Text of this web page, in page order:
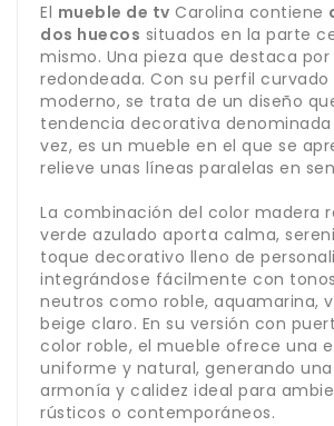
El mueble de tv Carolina contiene
dos huecos situados en la parte
mismo. Una pieza que destaca
redondeada. Con su perfil
moderno, se trata de un diseño
tendencia decorativa denominada
vez, es un mueble en el que se
relieve unas líneas paralelas en
La combinación del color madera
verde azulado aporta calma,
toque decorativo lleno de
integrándose fácilmente con
neutros como roble, aquamarina,
beige claro. En su versión con
color roble, el mueble ofrece una
uniforme y natural, generando
armonía y calidez ideal para
rústicos o contemporáneos.